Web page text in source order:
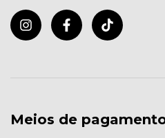
Meios de